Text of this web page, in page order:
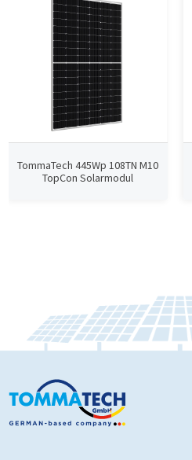
TommaTech 445Wp 108TN M10
TopCon Solarmodul